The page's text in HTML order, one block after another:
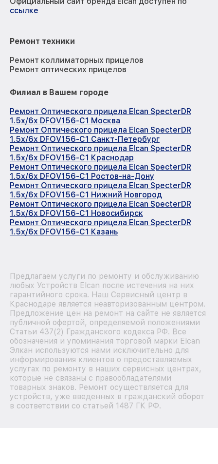
ссылке
Ремонт техники
Ремонт коллиматорных прицелов
Ремонт оптических прицелов
Филиал в Вашем городе
Ремонт Оптического прицела Elcan SpecterDR
1.5x/6x DFOV156-C1 Москва
Ремонт Оптического прицела Elcan SpecterDR
1.5x/6x DFOV156-C1 Санкт-Петербург
Ремонт Оптического прицела Elcan SpecterDR
1.5x/6x DFOV156-C1 Краснодар
Ремонт Оптического прицела Elcan SpecterDR
1.5x/6x DFOV156-C1 Ростов-на-Дону
Ремонт Оптического прицела Elcan SpecterDR
1.5x/6x DFOV156-C1 Нижний Новгород
Ремонт Оптического прицела Elcan SpecterDR
1.5x/6x DFOV156-C1 Новосибирск
Ремонт Оптического прицела Elcan SpecterDR
1.5x/6x DFOV156-C1 Казань
Предлагаем услуги по ремонту и обслуживанию
любых Устройств Elcan после истечения на них
гарантийного срока. Наш Сервисный центр в
Краснодаре является неавторизованным центром.
Предложение цен на ремонт на сайте не является
публичной офертой, определяемой положениями
Статьи 437(2) Гражданского кодекса РФ. Все
обозначения и упоминания торговой марки Elcan
Элкан используются нами исключительно для
информирования клиентов о предоставляемых
услугах по ремонту в наших сервисных центрах,
которые не связаны с правообладателями
товарных знаков. Ремонт осуществляется для
устройств, уже введенных в гражданский оборот
в соответствии со статьей 1487 ГК РФ.